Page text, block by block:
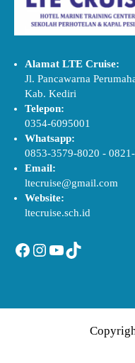
Alamat LTE Cruise:
Jl. Pancawarna
Kab. Kediri
Telepon:
0354-6095001
Whatsapp:
0853-3579-8020 -
Email:
ltecruise@gmail.com
Website:
ltecruise.sch.id
Facebook
Instagram
YouTube
TikTok